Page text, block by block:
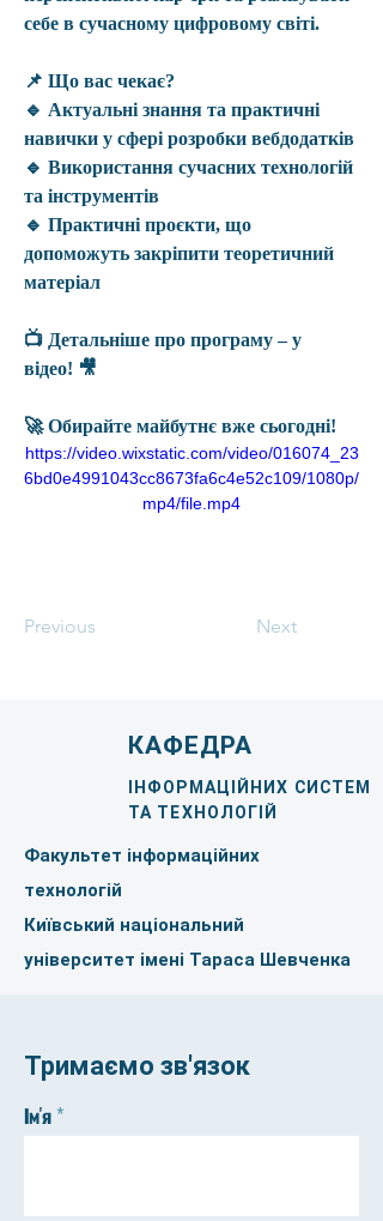
Previous Next
себе в сучасному цифровому світі.
📌 Що вас чекає?
🔹 Актуальні знання та практичні
навички у сфері розробки вебдодатків
🔹 Використання сучасних технологій
та інструментів
🔹 Практичні проєкти, що
допоможуть закріпити теоретичний
матеріал
📺 Детальніше про програму – у
відео! 🎥
🚀 Обирайте майбутнє вже сьогодні!
https://video.wixstatic.com/video/016074_23
6bd0e4991043cc8673fa6c4e52c109/1080p/
mp4/file.mp4
КАФЕДРА
ІНФОРМАЦІЙНИХ СИСТЕМ
ТА ТЕХНОЛОГІЙ
Факультет інформаційних
технологій
Київський національний
університет імені Тараса Шевченка
Тримаємо зв'язок
Ім'я